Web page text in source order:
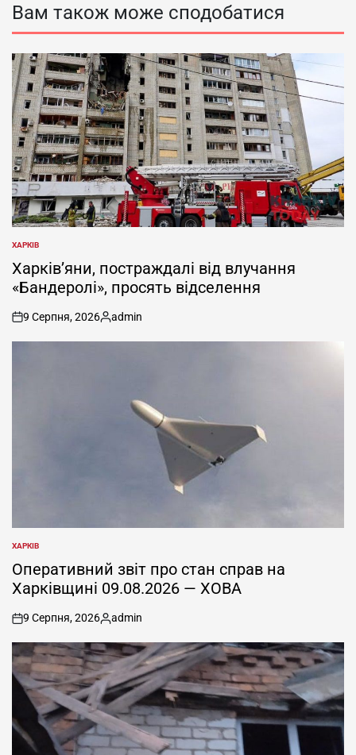
Вам також може сподобатися
ОПУБЛІКУВАТИ
У
ХАРКІВ
Харків’яни, постраждалі від влучання
«Бандеролі», просять відселення
on
9 Серпня, 2026
Опубліковано
admin
ОПУБЛІКУВАТИ
У
ХАРКІВ
Оперативний звіт про стан справ на
Харківщині 09.08.2026 — ХОВА
on
9 Серпня, 2026
Опубліковано
admin